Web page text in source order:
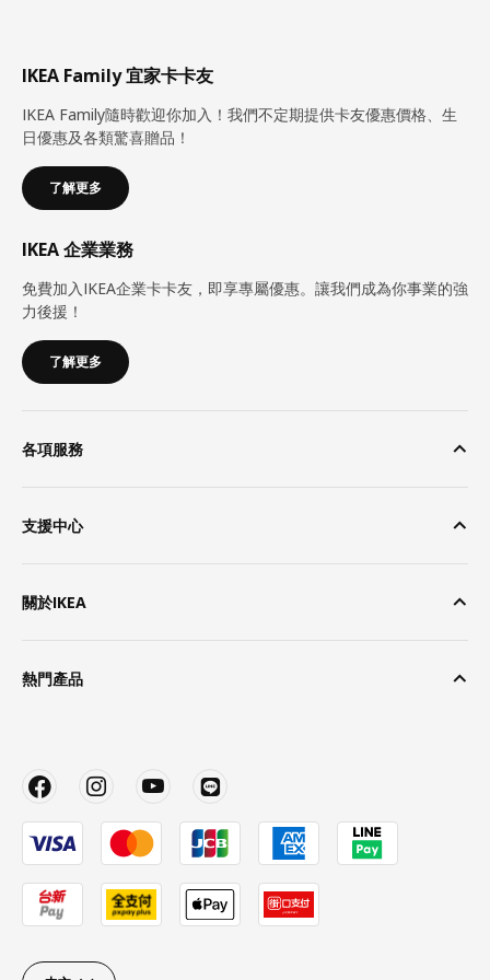
IKEA Family 宜家卡卡友
IKEA Family隨時歡迎你加入！我們不定期提供卡友優惠價格、生
日優惠及各類驚喜贈品！
了解更多
IKEA 企業業務
免費加入IKEA企業卡卡友，即享專屬優惠。讓我們成為你事業的強
力後援！
了解更多
各項服務
支援中心
關於IKEA
熱門產品